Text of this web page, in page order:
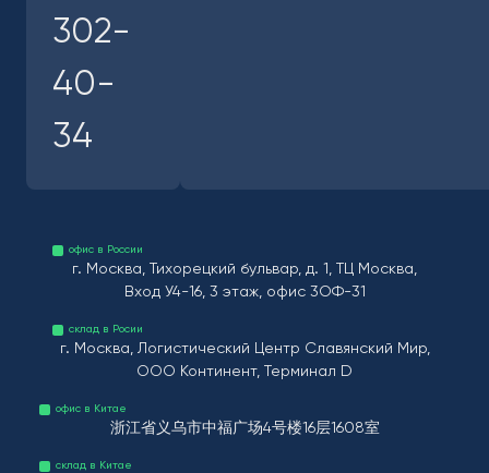
302-
40-
34
офис в России
г. Москва, Тихорецкий бульвар, д. 1, ТЦ Москва,
Вход У4-16, 3 этаж, офис 3ОФ-31
склад в Росии
г. Москва, Логистический Центр Славянский Мир,
ООО Континент, Терминал D
офис в Китае
浙江省义乌市中福广场4号楼16层1608室
склад в Китае